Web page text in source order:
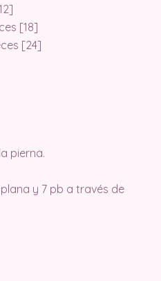
[18]
[24]
pierna.
y 7 pb a través de